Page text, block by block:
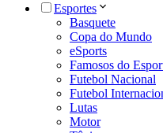
Esportes
Basquete
Copa do Mundo
eSports
Famosos do
Futebol Nacional
Futebol
Lutas
Motor